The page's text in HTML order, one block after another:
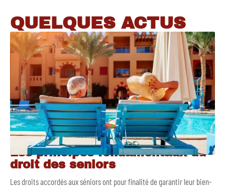
QUELQUES ACTUS
Les principes fondamentaux du
droit des seniors
Les droits accordés aux séniors ont pour finalité de garantir leur bien-